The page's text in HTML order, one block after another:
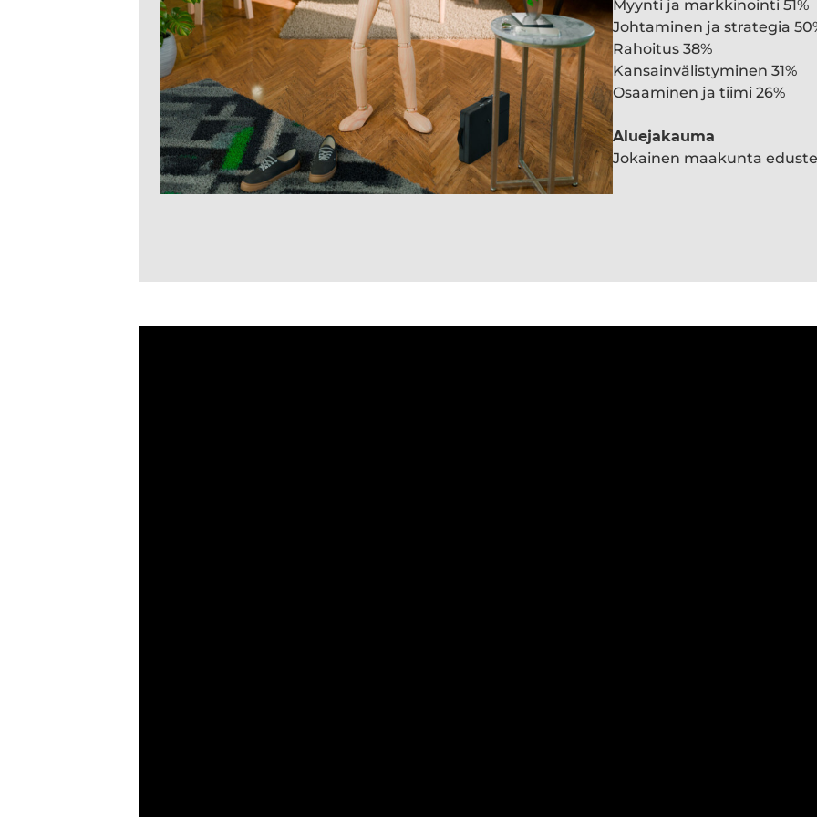
Myynti ja markkinointi 51%
Johtaminen ja strategia
Rahoitus 38%
Kansainvälistyminen 31%
Osaaminen ja tiimi 26%
Aluejakauma
Jokainen maakunta